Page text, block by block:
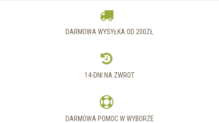
DARMOWA WYSYŁKA OD 200ZŁ
14-DNI NA ZWROT
DARMOWA POMOC W WYBORZE